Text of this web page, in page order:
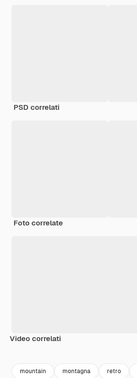
PSD correlati
Foto correlate
Video correlati
mountain montagna retro